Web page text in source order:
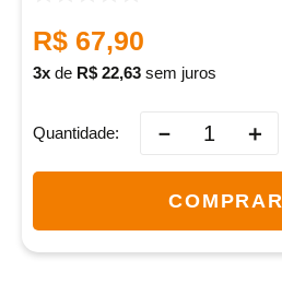
R$ 67,90
3 de R$ 22,63 sem juros
Quantidade ＋
－
COMPRAR